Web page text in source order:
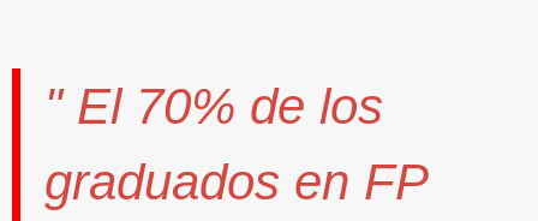
" El 70% de los
graduados en FP